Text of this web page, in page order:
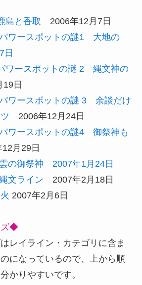
島と香取 2006年12月7日
ワースポットの謎1 大地の
日
ワースポットの謎 2 縄文神の
日
ワースポットの謎 3 余談だけ
2006年12月24日
ワースポットの謎4 御祭神も
月29日
の御祭神 2007年1月24日
文ライン 2007年2月18日
2007年2月6日
ズ◆
レイライン・カテゴリに含ま
になっているので、上から順
かりやすいです。